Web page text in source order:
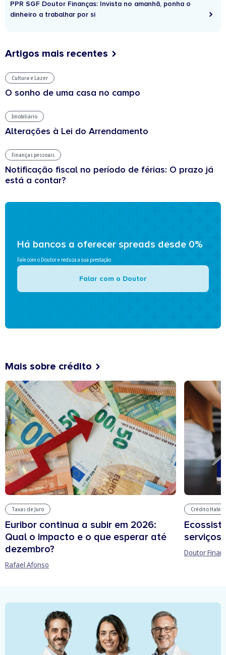
PPR SGF Doutor Finanças: Invista no amanhã, ponha o
dinheiro a trabalhar por si
Artigos mais recentes
Cultura e Lazer
O sonho de uma casa no campo
Imobiliário
Alterações à Lei do Arrendamento
Finanças pessoais
Notificação fiscal no período de férias: O prazo já
está a contar?
Há bancos a oferecer spreads desde 0%
Fale com o Doutor e reduza a sua prestação
Falar com o Doutor
Mais sobre crédito
Taxas de Juro
Euribor continua a subir em 2026:
Qual o impacto e o que esperar até
dezembro?
Rafael Afonso
Crédito
serviços
Doutor